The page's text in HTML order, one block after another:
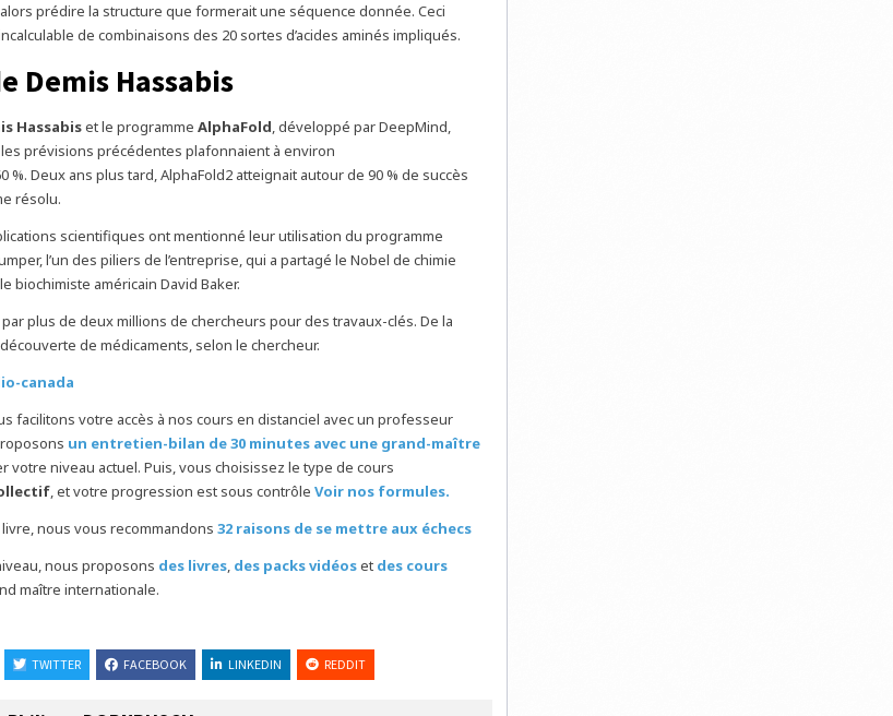
prédire la structure que formerait une séquence donnée. Ceci
de combinaisons des 20 sortes d’acides aminés impliqués.
Demis Hassabis
Hassabiset le programme AlphaFold, développé par DeepMind,
les prévisions précédentes plafonnaient à environ
%. Deux ans plus tard, AlphaFold2 atteignait autour de 90 % de succès
résolu.
scientifiques ont mentionné leur utilisation du programme
l’un des piliers de l’entreprise, qui a partagé le Nobel de chimie
biochimiste américain David Baker.
plus de deux millions de chercheurs pour des travaux-clés. De la
de médicaments, selon le chercheur.
canada
facilitons votre accès à nos cours en distanciel avec un professeur
un entretien-bilan de 30 minutes avec une grand-maître
votre niveau actuel. Puis, vous choisissez le type de cours
, et votre progression est sous contrôle Voir nos formules.
nous vous recommandons 32 raisons de se mettre aux échecs
nous proposons des livres, des packs vidéoset des cours
maître internationale.
TWITTER FACEBOOK LINKEDIN REDDIT